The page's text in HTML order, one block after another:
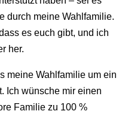
durch meine Wahlfamilie.
es euch gibt, und ich
her.
meine Wahlfamilie um ein
Ich wünsche mir einen
Familie zu 100 %